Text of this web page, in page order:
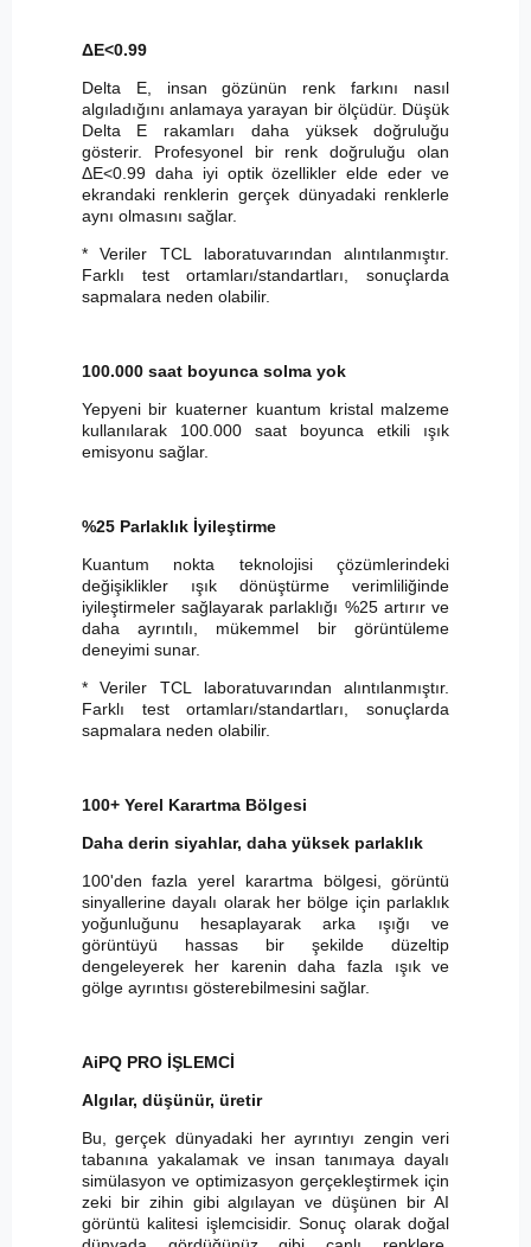
ΔE<0.99
Delta E, insan gözünün renk farkını nasıl
algıladığını anlamaya yarayan bir ölçüdür. Düşük
Delta E rakamları daha yüksek doğruluğu
gösterir. Profesyonel bir renk doğruluğu olan
ΔE<0.99 daha iyi optik özellikler elde eder ve
ekrandaki renklerin gerçek dünyadaki renklerle
aynı olmasını sağlar.
* Veriler TCL laboratuvarından alıntılanmıştır.
Farklı test ortamları/standartları, sonuçlarda
sapmalara neden olabilir.
100.000 saat boyunca solma yok
Yepyeni bir kuaterner kuantum kristal malzeme
kullanılarak 100.000 saat boyunca etkili ışık
emisyonu sağlar.
%25 Parlaklık İyileştirme
Kuantum nokta teknolojisi çözümlerindeki
değişiklikler ışık dönüştürme verimliliğinde
iyileştirmeler sağlayarak parlaklığı %25 artırır ve
daha ayrıntılı, mükemmel bir görüntüleme
deneyimi sunar.
* Veriler TCL laboratuvarından alıntılanmıştır.
Farklı test ortamları/standartları, sonuçlarda
sapmalara neden olabilir.
100+ Yerel Karartma Bölgesi
Daha derin siyahlar, daha yüksek parlaklık
100'den fazla yerel karartma bölgesi, görüntü
sinyallerine dayalı olarak her bölge için parlaklık
yoğunluğunu hesaplayarak arka ışığı ve
görüntüyü hassas bir şekilde düzeltip
dengeleyerek her karenin daha fazla ışık ve
gölge ayrıntısı gösterebilmesini sağlar.
AiPQ PRO İŞLEMCİ
Algılar, düşünür, üretir
Bu, gerçek dünyadaki her ayrıntıyı zengin veri
tabanına yakalamak ve insan tanımaya dayalı
simülasyon ve optimizasyon gerçekleştirmek için
zeki bir zihin gibi algılayan ve düşünen bir AI
görüntü kalitesi işlemcisidir. Sonuç olarak doğal